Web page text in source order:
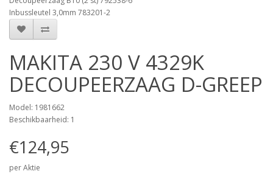
Inbussleutel 3,0mm 783201-2
MAKITA 230 V 4329K
DECOUPEERZAAG D-GREEP
Model: 1981662
Beschikbaarheid: 1
€124,95
per Aktie